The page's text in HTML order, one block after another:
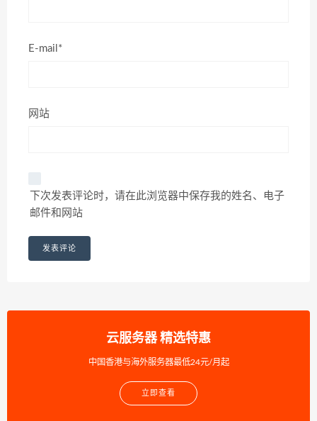
E-mail*
网站
下次发表评论时，请在此浏览器中保存我的姓名、电子
邮件和网站
云服务器 精选特惠
中国香港与海外服务器最低24元/月起
立即查看